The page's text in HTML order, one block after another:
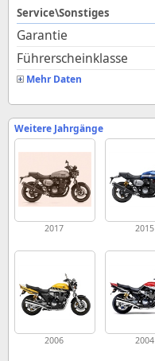
Service\Sonstiges
Garantie
Führerscheinklasse
Mehr Daten
Weitere Jahrgänge
2017 2015
2006 2004